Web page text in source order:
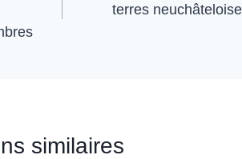
terres neuchâteloise
similaires